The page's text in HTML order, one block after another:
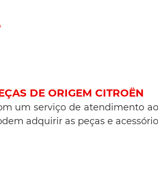
DE ORIGEM CITROËN
um serviço de atendimento
adquirir as peças e